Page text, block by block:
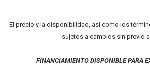
El precio y la disponibilidad, así como los
sujetos a cambios sin previo
FINANCIAMIENTO DISPONIBLE PARA